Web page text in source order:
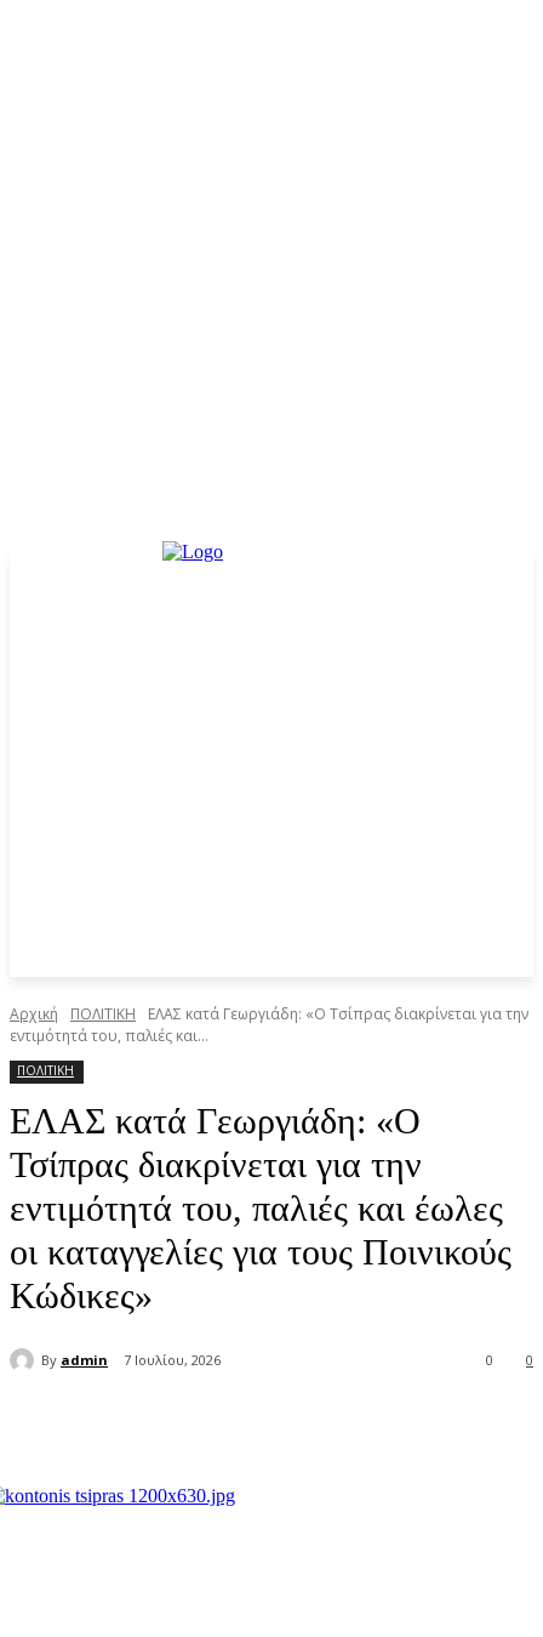
Αρχική ΠΟΛΙΤΙΚΗ
ΕΛΑΣ κατά Γεωργιάδη: «Ο Τσίπρας διακρίνεται για την
εντιμότητά του, παλιές και...
ΠΟΛΙΤΙΚΗ
ΕΛΑΣ κατά Γεωργιάδη: «Ο
Τσίπρας διακρίνεται για την
εντιμότητά του, παλιές και έωλες
οι καταγγελίες για τους Ποινικούς
Κώδικες»
By admin 7 Ιουλίου, 2026 0
0